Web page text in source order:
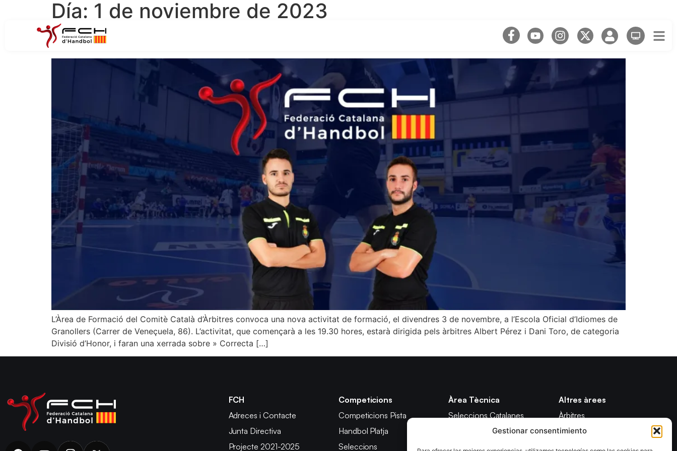
Gestionar consentimiento
Día: 1 de noviembre de 2023
Nova activitat de formació del CCA amb Albert Pérez i Dani Toro
L’Àrea de Formació del Comitè Català d’Àrbitres convoca una nova activitat de formació, el divendres 3 de novembre, a l’Escola Oficial d’Idiomes de
Granollers (Carrer de Veneçuela, 86). L’activitat, que començarà a les 19.30 hores, estarà dirigida pels àrbitres Albert Pérez i Dani Toro, de categoria
Divisió d’Honor, i faran una xerrada sobre » Correcta […]
FCH
Adreces i Contacte
Junta Directiva
Projecte 2021-2025
Competicions
Competicions Pista
Handbol Platja
Seleccions
Àrea Tècnica
Seleccions Catalanes
Seleccions Handbol Platja
Tecnificació Territorial
Altres àrees
Àrbitres
Formació
Notícies